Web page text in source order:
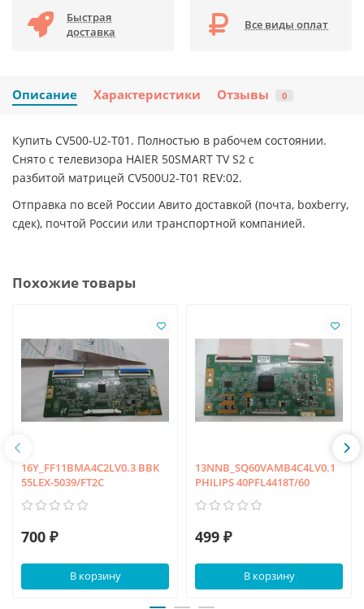
Быстрая
доставка
Все виды оплат
Описание Характеристики Отзывы 0
Купить CV500-U2-T01. Полностью в рабочем состоянии.
Снято с телевизора HAIER 50SMART TV S2 с
разбитой матрицей CV500U2-T01 REV:02.
Отправка по всей России Авито доставкой (почта, boxberry,
сдек), почтой России или транспортной компанией.
Похожие товары
16Y_FF11BMA4C2LV0.3 BBK
55LEX-5039/FT2C
700 ₽
В корзину
13NNB_SQ60VAMB4C4LV0.1
PHILIPS 40PFL4418T/60
499 ₽
В корзину